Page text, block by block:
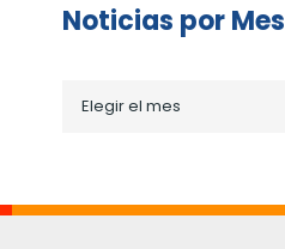
Noticias por Mes
porElegir el mes